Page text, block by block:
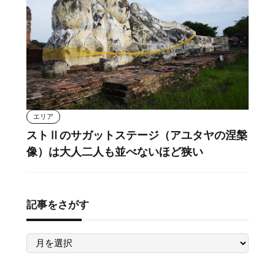
エリア
ストⅡのサガットステージ（アユタヤの涅槃
像）は大人二人も並べないほど狭い
記事をさがす
記
を